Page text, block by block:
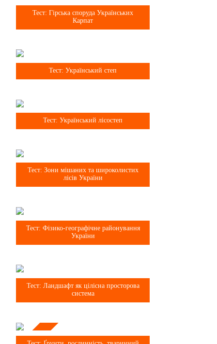
8 клас
Тест: Гірська споруда Українських
Карпат
8 клас
Тест: Український степ
8 клас
Тест: Український лісостеп
Тест: Зони мішаних та широколистих
лісів України
Тест: Фізико-географічне районування
України
Тест: Ландшафт як цілісна просторова
система
Тема